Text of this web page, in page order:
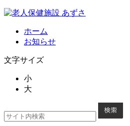
ホーム
お知らせ
文字サイズ
小
大